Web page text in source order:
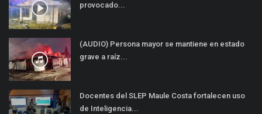
provocado...
(AUDIO) Persona mayor se mantiene en estado
grave a raíz...
Docentes del SLEP Maule Costa fortalecen uso
de Inteligencia...